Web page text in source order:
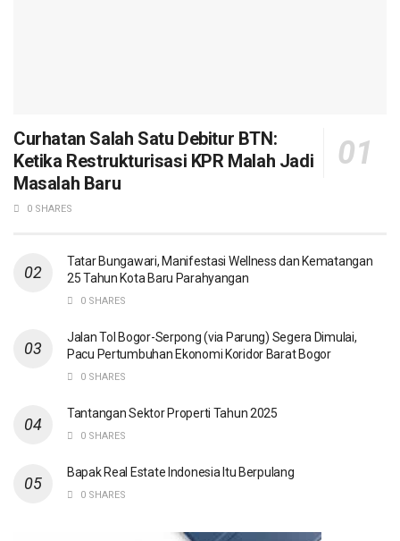
Curhatan Salah Satu Debitur BTN:
Ketika Restrukturisasi KPR Malah Jadi
Masalah Baru
0 SHARES
Tatar Bungawari, Manifestasi Wellness dan Kematangan
25 Tahun Kota Baru Parahyangan
0 SHARES
Jalan Tol Bogor-Serpong (via Parung) Segera Dimulai,
Pacu Pertumbuhan Ekonomi Koridor Barat Bogor
0 SHARES
Tantangan Sektor Properti Tahun 2025
0 SHARES
Bapak Real Estate Indonesia Itu Berpulang
0 SHARES